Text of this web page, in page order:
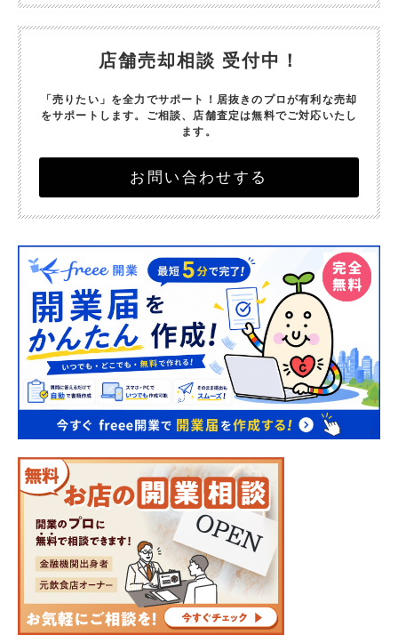
店舗売却相談 受付中！
「売りたい」を全力でサポート！ 居抜きのプロが有利な売却
をサポートします。 ご相談、店舗査定は無料でご対応いたし
ます。
お問い合わせする